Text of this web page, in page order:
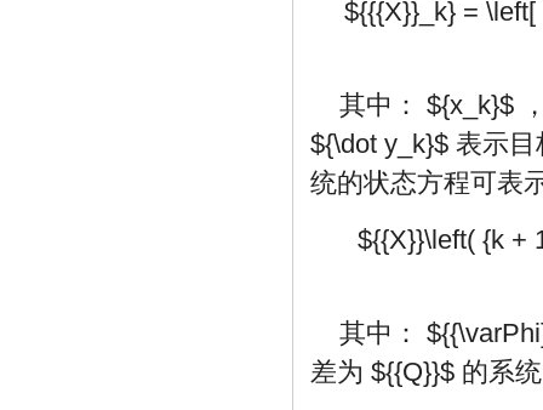
${{{X}}_k} =
其中： ${x_k}$
${\dot y_k}$ 表示目
统的状态方程可表
${{X}}\left( {k +
其中：
差为 ${{Q}}$ 的系